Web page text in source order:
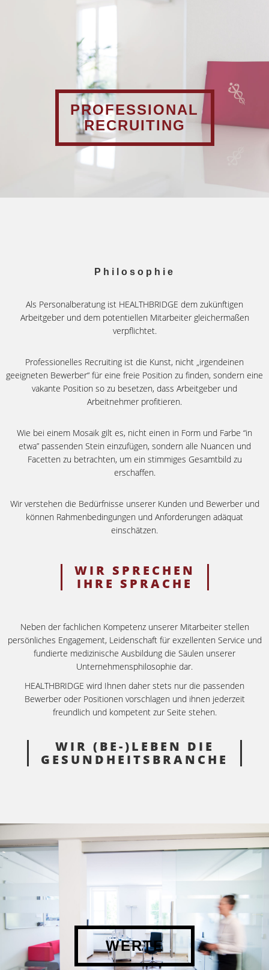
PROFESSIONAL
RECRUITING
Philosophie
Als Personalberatung ist HEALTHBRIDGE dem zukünftigen
Arbeitgeber und dem potentiellen Mitarbeiter gleichermaßen
verpflichtet.
Professionelles Recruiting ist die Kunst, nicht „irgendeinen
geeigneten Bewerber“ für eine freie Position zu finden, sondern eine
vakante Position so zu besetzen, dass Arbeitgeber und
Arbeitnehmer profitieren.
Wie bei einem Mosaik gilt es, nicht einen in Form und Farbe “in
etwa” passenden Stein einzufügen, sondern alle Nuancen und
Facetten zu betrachten, um ein stimmiges Gesamtbild zu
erschaffen.
Wir verstehen die Bedürfnisse unserer Kunden und Bewerber und
können Rahmenbedingungen und Anforderungen adäquat
einschätzen.
WIR SPRECHEN
IHRE SPRACHE
Neben der fachlichen Kompetenz unserer Mitarbeiter stellen
persönliches Engagement, Leidenschaft für exzellenten Service und
fundierte medizinische Ausbildung die Säulen unserer
Unternehmensphilosophie dar.
HEALTHBRIDGE wird Ihnen daher stets nur die passenden
Bewerber oder Positionen vorschlagen und ihnen jederzeit
freundlich und kompetent zur Seite stehen.
WIR (BE-)LEBEN DIE
GESUNDHEITS­BRANCHE
WERTE